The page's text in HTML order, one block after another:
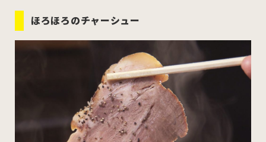
ほろほろのチャーシュー